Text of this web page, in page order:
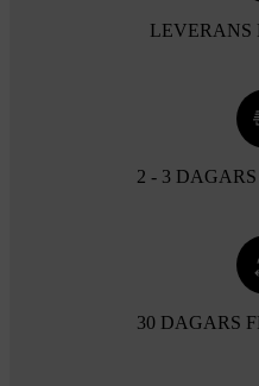
LEVERANS
2 - 3
30 DAGARS